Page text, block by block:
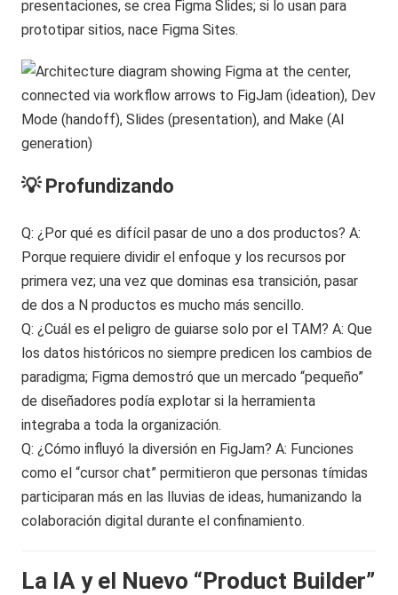
presentaciones, se crea Figma Slides; si lo usan para
prototipar sitios, nace Figma Sites.
💡 Profundizando
Q: ¿Por qué es difícil pasar de uno a dos productos? A:
Porque requiere dividir el enfoque y los recursos por
primera vez; una vez que dominas esa transición, pasar
de dos a N productos es mucho más sencillo.
Q: ¿Cuál es el peligro de guiarse solo por el TAM? A: Que
los datos históricos no siempre predicen los cambios de
paradigma; Figma demostró que un mercado “pequeño”
de diseñadores podía explotar si la herramienta
integraba a toda la organización.
Q: ¿Cómo influyó la diversión en FigJam? A: Funciones
como el “cursor chat” permitieron que personas tímidas
participaran más en las lluvias de ideas, humanizando la
colaboración digital durante el confinamiento.
La IA y el Nuevo “Product Builder”